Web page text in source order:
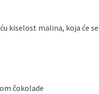
kiselost malina, koja će
čokolade